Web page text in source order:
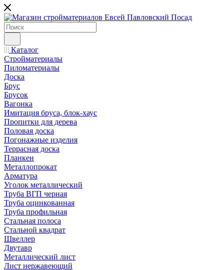
Каталог
Стройматериалы
Пиломатериалы
Доска
Брус
Брусок
Вагонка
Имитация бруса, блок-хаус
Пропитки для дерева
Половая доска
Погонажные изделия
Террасная доска
Планкен
Металлопрокат
Арматура
Уголок металлический
Труба ВГП черная
Труба оцинкованная
Труба профильная
Стальная полоса
Стальной квадрат
Швеллер
Двутавр
Металлический лист
Лист нержавеющий